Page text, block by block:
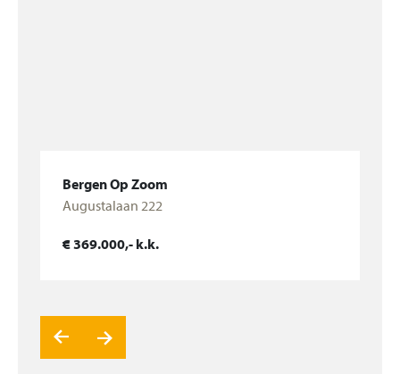
afspraak voor een bezichtiging.
Bergen Op Zoom
Augustalaan 222
€ 369.000,- k.k.